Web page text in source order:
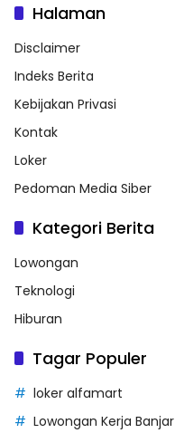
Halaman
Disclaimer
Indeks Berita
Kebijakan Privasi
Kontak
Loker
Pedoman Media Siber
Kategori Berita
Lowongan
Teknologi
Hiburan
Tagar Populer
loker alfamart
Lowongan Kerja Banjar